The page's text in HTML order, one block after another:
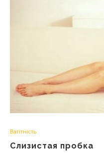
Вагітність
Слизистая пробка